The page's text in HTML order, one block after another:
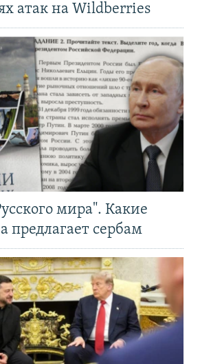
атак на Wildberries
мира". Какие
предлагает сербам